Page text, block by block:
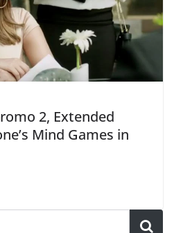
2, Extended
Mind Games in